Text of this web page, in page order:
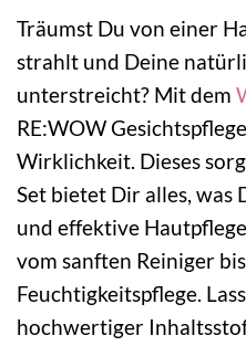
Träumst Du von einer
strahlt und Deine
unterstreicht? Mit dem
RE:WOW
Wirklichkeit. Dieses
Set bietet Dir alles, was
und effektive
vom sanften Reiniger
Feuchtigkeitspflege.
hochwertiger